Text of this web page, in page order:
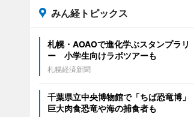
みん経トピックス
札幌・AOAOで進化学ぶスタンプラリ
ー 小学生向けラボツアーも
札幌経済新聞
千葉県立中央博物館で「ちば恐竜博」
巨大肉食恐竜や海の捕食者も